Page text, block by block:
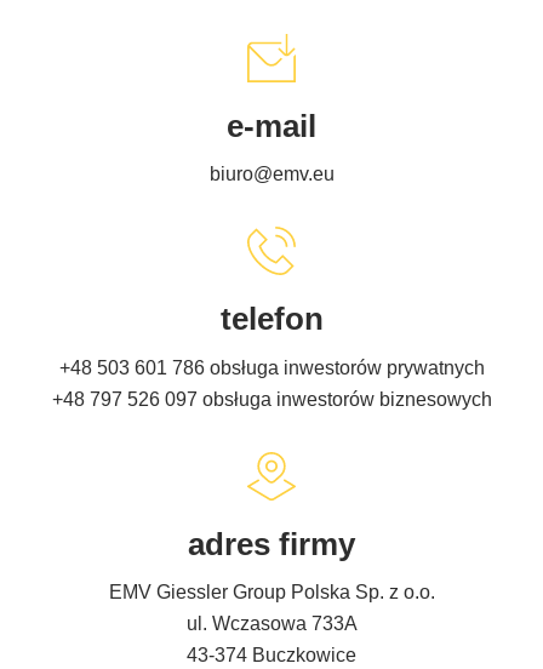
e-mail
biuro@emv.eu
telefon
+48 503 601 786 obsługa inwestorów prywatnych
+48 797 526 097 obsługa inwestorów biznesowych
adres firmy
EMV Giessler Group Polska Sp. z o.o.
ul. Wczasowa 733A
43-374 Buczkowice